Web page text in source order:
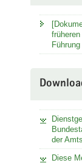
der
Diese